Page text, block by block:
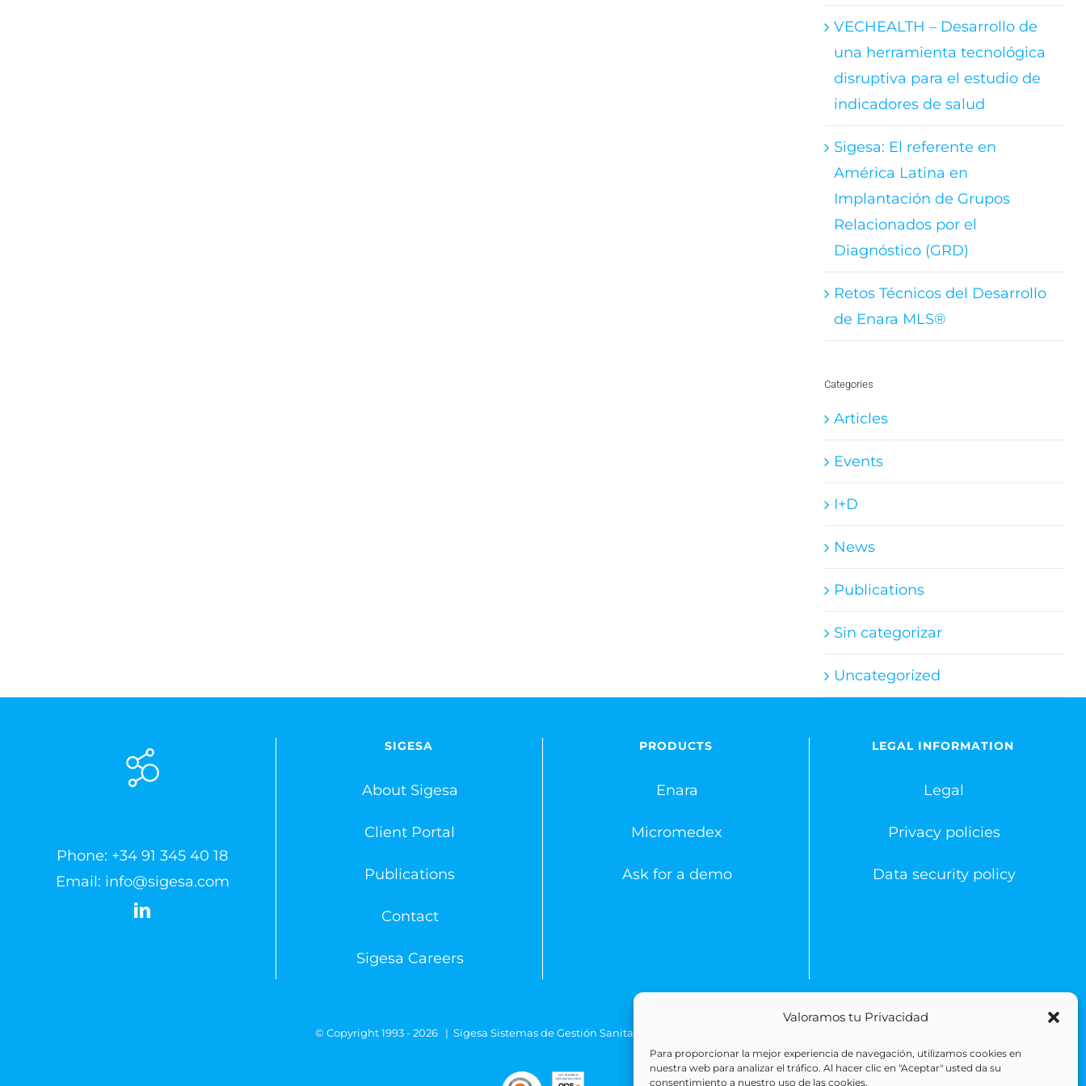
Valoramos tu Privacidad
Para proporcionar la mejor experiencia de navegación, utilizamos cookies en
nuestra web para analizar el tráfico. Al hacer clic en "Aceptar" usted da su
consentimiento a nuestro uso de las cookies.
VECHEALTH – Desarrollo de
una herramienta tecnológica
disruptiva para el estudio de
indicadores de salud
Sigesa: El referente en
América Latina en
Implantación de Grupos
Relacionados por el
Diagnóstico (GRD)
Retos Técnicos del Desarrollo
de Enara MLS®
Categories
Articles
Events
I+D
News
Publications
Sin categorizar
Uncategorized
Phone: +34 91 345 40 18
Email: info@sigesa.com
SIGESA
About Sigesa
Client Portal
Publications
Contact
Sigesa Careers
PRODUCTS
Enara
Micromedex
Ask for a demo
LEGAL INFORMATION
Legal
Privacy policies
Data security policy
© Copyright 1993 -2026 | Sigesa Sistemas de Gestión Sanitaria | All Rights Reserved